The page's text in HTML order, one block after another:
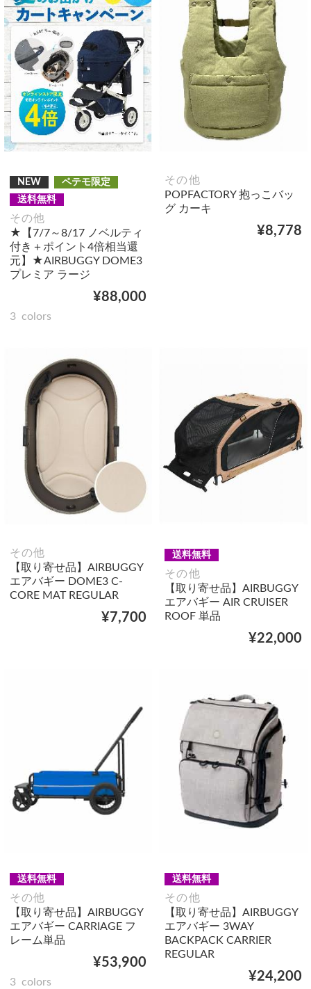
NEW
ペテモ限定
送料無料
その他
★【7/7～8/17 ノベルティ
付き＋ポイント4倍相当還
元】★AIRBUGGY DOME3
プレミア ラージ
¥88,000
3 colors
その他
POPFACTORY 抱っこバッ
グ カーキ
¥8,778
その他
【取り寄せ品】AIRBUGGY
エアバギー DOME3 C-
CORE MAT REGULAR
¥7,700
送料無料
その他
【取り寄せ品】AIRBUGGY
エアバギー AIR CRUISER
ROOF 単品
¥22,000
送料無料
その他
【取り寄せ品】AIRBUGGY
エアバギー CARRIAGE フ
レーム単品
¥53,900
3 colors
送料無料
その他
【取り寄せ品】AIRBUGGY
エアバギー 3WAY
BACKPACK CARRIER
REGULAR
¥24,200